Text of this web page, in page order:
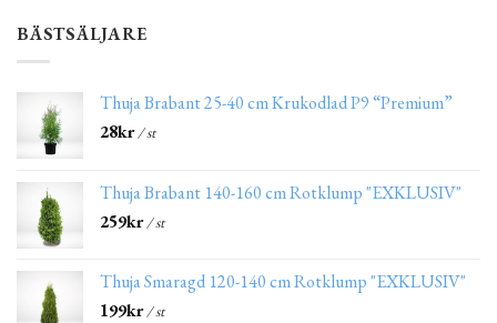
BÄSTSÄLJARE
Thuja Brabant 25-40 cm Krukodlad P9 “Premium”
28kr/ st
Thuja Brabant 140-160 cm Rotklump "EXKLUSIV"
259kr/ st
Thuja Smaragd 120-140 cm Rotklump "EXKLUSIV"
199kr/ st